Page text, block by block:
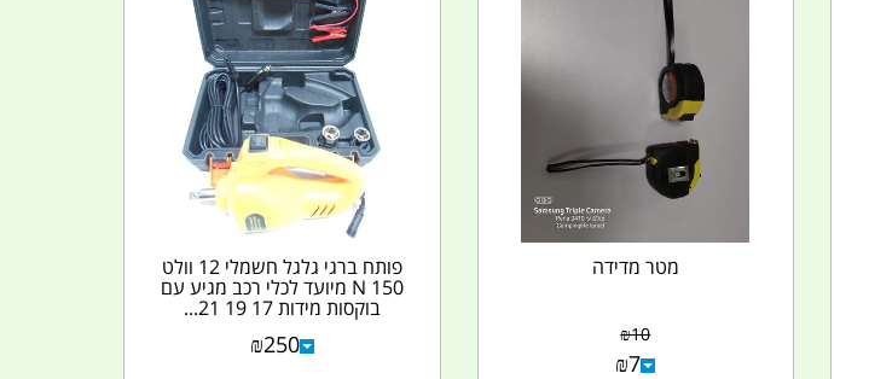
מטר מדידה
₪10
₪7
פותח ברגי גלגל חשמלי 12 וולט
150 N מיועד לכלי רכב מגיע עם
בוקסות מידות 17 19 21...
₪250